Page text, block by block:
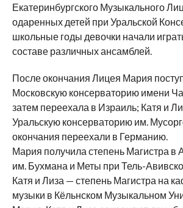
Екатеринбургского Музыкального
одаренных детей при Уральской
школьные годы девочки начали
составе различных ансамблей.
После окончания Лицея Мария
Московскую консерваторию имени
затем переехала в Израиль; Катя и
Уральскую консерваторию им.
окончания переехали в Германию.
Мария получила степень Магистра в
им. Бухмана и Меты при Тель-
Катя и Лиза — степень Магистра на
музыки в Кёльнском Музыкальном